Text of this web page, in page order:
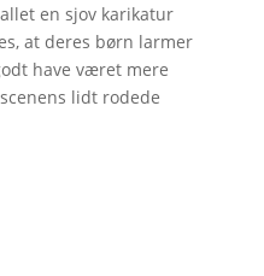
en sjov karikatur
at deres børn larmer
have været mere
lidt rodede